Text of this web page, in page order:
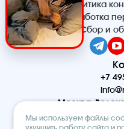
Политика
Обработка
Сбор и
+7
Москва,
офис
Мы используем файлы